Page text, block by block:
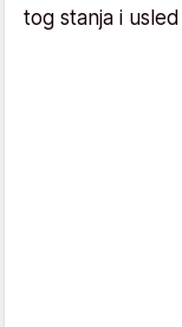
tog stanja i